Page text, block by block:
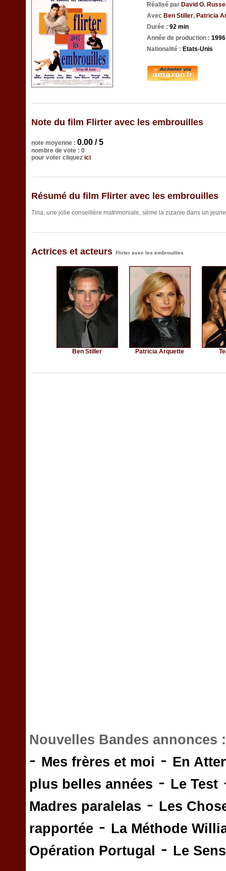
Réalisé par David O.
Avec Ben Stiller, Patricia
Durée : 92 min
Année de production : 1996
Nationalité : Etats-Unis
Note du film Flirter avec les embrouilles
note moyenne : 0.00 / 5
nombre de vote : 0
pour voter cliquez ici
Résumé du film Flirter avec les embrouilles
Tina, une jolie conseillère matrimoniale, sème la zizanie dans un
Actrices et acteurs Flirter avec les embrouilles
Ben Stiller Patricia Arquette
Nouvelles Bandes annonces
- Mes frères et moi - En
plus belles années - Le Test
Madres paralelas - Les
rapportée - La Méthode
Opération Portugal
- Le